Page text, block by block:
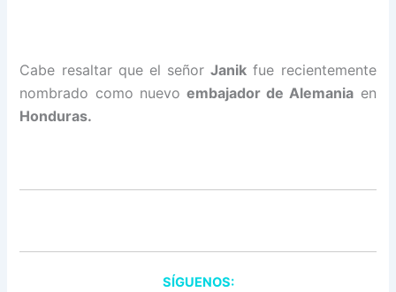
Cabe resaltar que el señorJanik fue recientemente
nombrado como nuevo embajador de Alemania en
Honduras.
SÍGUENOS: